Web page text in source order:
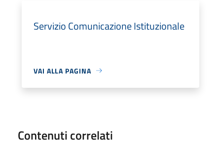
Servizio Comunicazione Istituzionale
VAI ALLA PAGINA
Contenuti correlati